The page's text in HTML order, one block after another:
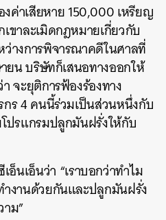
ค่าเสียหาย 150,000 เหรียญ
ขาละเมิดกฎหมายเกี่ยวกับ
างการพิจารณาคดีในศาลที่
ยน บริษัทก็เสนอทางออกให้
จะยุติการฟ้องร้องทาง
ร 4 คนนี้ร่วมเป็นส่วนหนึ่งกับ
ปรแกรมปลูกมันฝรั่งให้กับ
นเอ็นว่า “เราบอกว่าทำไม
งานด้วยกันและปลูกมันฝรั่ง
ม”